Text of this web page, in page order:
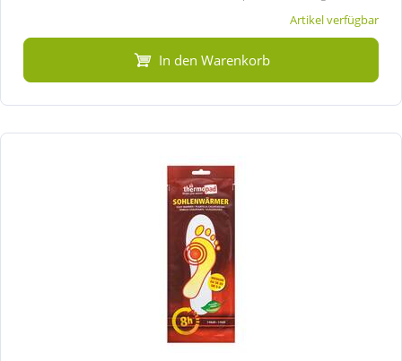
Artikel verfügbar
In den Warenkorb